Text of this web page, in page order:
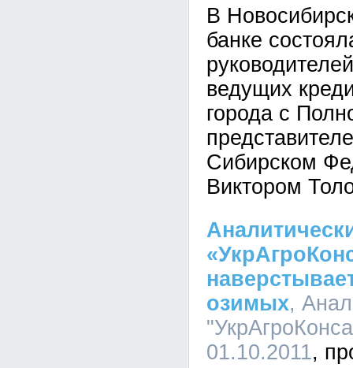
В
банке
ведущих
города с
Сибирском
Виктором
озимых,
01.10.2011